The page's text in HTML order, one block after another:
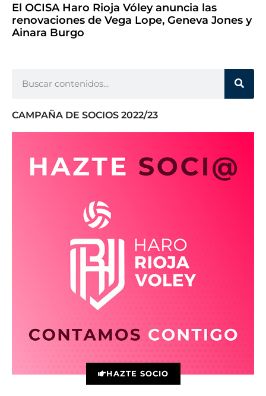
El OCISA Haro Rioja Vóley anuncia las
renovaciones de Vega Lope, Geneva Jones y
Ainara Burgo
CAMPAÑA DE SOCIOS 2022/23
HAZTE SOCIO